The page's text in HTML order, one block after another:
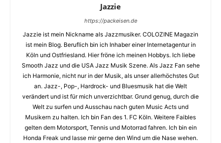
Jazzie
https://packeisen.de
Jazzie ist mein Nickname als Jazzmusiker. COLOZINE Magazin
ist mein Blog. Beruflich bin ich Inhaber einer Internetagentur in
Köln und Ostfriesland. Hier fröne ich meinen Hobbys. Ich liebe
Smooth Jazz und die USA Jazz Musik Szene. Als Jazz Fan sehe
ich Harmonie, nicht nur in der Musik, als unser allerhöchstes Gut
an. Jazz-, Pop-, Hardrock- und Bluesmusik hat die Welt
verändert und ist für mich unverzichtbar. Grund genug, durch die
Welt zu surfen und Ausschau nach guten Music Acts und
Musikern zu halten. Ich bin Fan des 1. FC Köln. Weitere Faibles
gelten dem Motorsport, Tennis und Motorrad fahren. Ich bin ein
Honda Freak und lasse mir gerne den Wind um die Nase wehen.